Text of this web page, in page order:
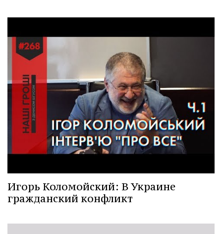
Игорь Коломойский: В Украине
гражданский конфликт